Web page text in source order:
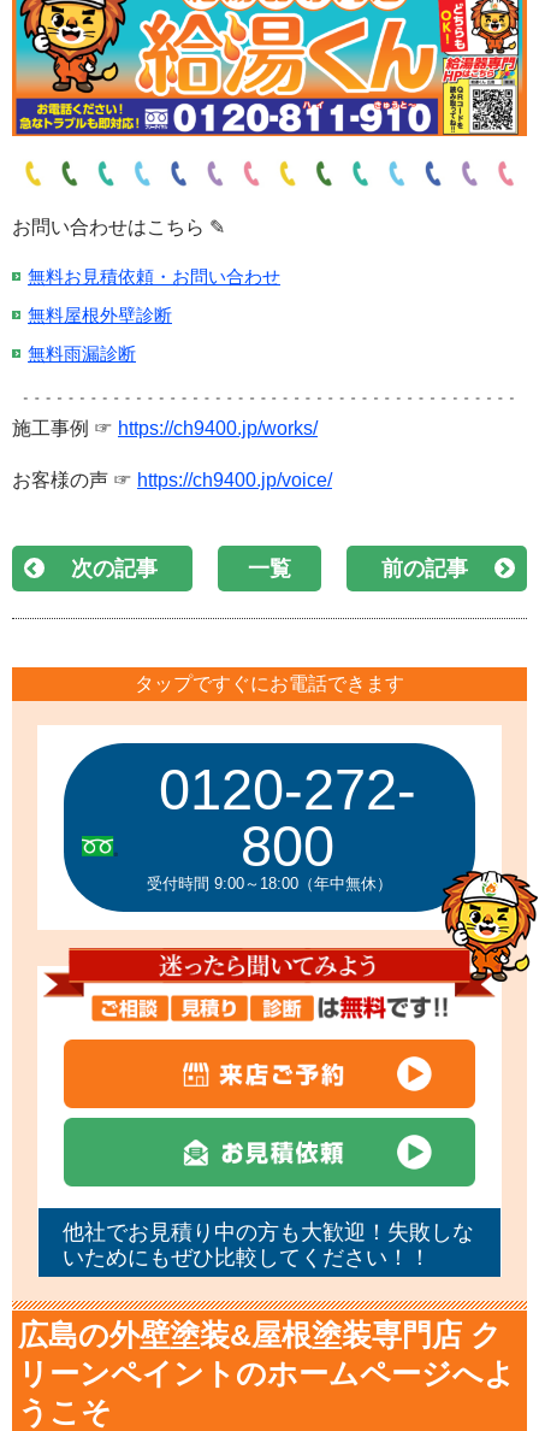
お問い合わせはこちら ✎
無料お見積依頼・お問い合わせ
無料屋根外壁診断
無料雨漏診断
施工事例 ☞ https://ch9400.jp/works/
お客様の声 ☞ https://ch9400.jp/voice/
次の記事 一覧 前の記事
タップですぐにお電話できます
0120-272-
800
受付時間 9:00～18:00（年中無休）
他社でお見積り中の方も大歓迎！失敗しな
いためにもぜひ比較してください！！
広島の外壁塗装&屋根塗装専門店 ク
リーンペイントのホームページへよ
うこそ